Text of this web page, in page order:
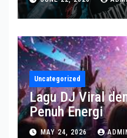
Uncategorized
Lagu DJ Viral
Penuh Energi
MAY 24, 2026